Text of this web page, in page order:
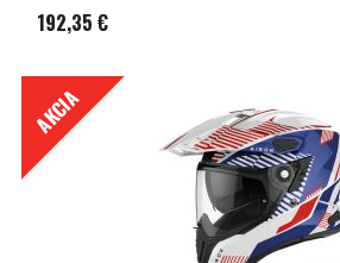
192,35 €
AKCIA